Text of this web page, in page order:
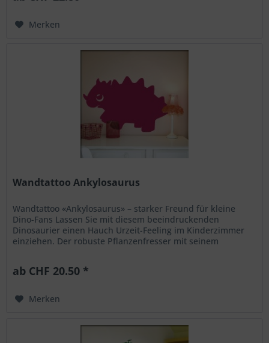
Merken
Wandtattoo Ankylosaurus
Wandtattoo «Ankylosaurus» – starker Freund für kleine
Dino-Fans Lassen Sie mit diesem beeindruckenden
Dinosaurier einen Hauch Urzeit-Feeling im Kinderzimmer
einziehen. Der robuste Pflanzenfresser mit seinem
ab CHF 20.50 *
Merken